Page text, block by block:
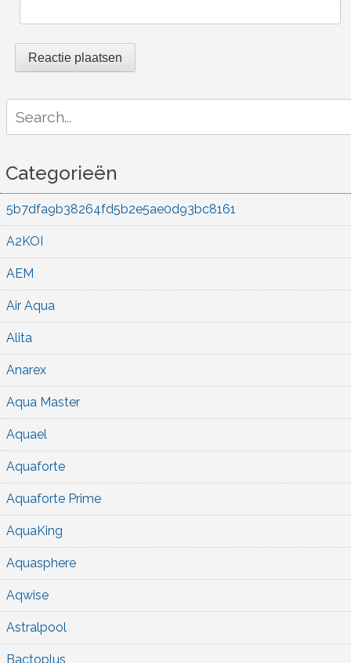
for:
Categorieën
5b7dfa9b38264fd5b2e5ae0d93bc8161
A2KOI
AEM
Air Aqua
Alita
Anarex
Aqua Master
Aquael
Aquaforte
Aquaforte Prime
AquaKing
Aquasphere
Aqwise
Astralpool
Bactoplus